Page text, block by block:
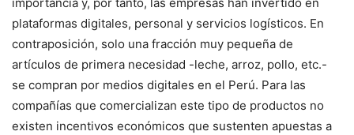
importancia y, por tanto, las empresas han invertido en
plataformas digitales, personal y servicios logísticos. En
contraposición, solo una fracción muy pequeña de
artículos de primera necesidad -leche, arroz, pollo, etc.-
se compran por medios digitales en el Perú. Para las
compañías que comercializan este tipo de productos no
existen incentivos económicos que sustenten apuestas a